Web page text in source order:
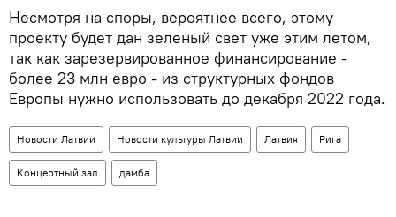
Несмотря на споры, вероятнее всего, этому
проекту будет дан зеленый свет уже этим летом,
так как зарезервированное финансирование -
более 23 млн евро - из структурных фондов
Европы нужно использовать до декабря 2022 года.
Новости Латвии Новости культуры Латвии Латвия Рига
Концертный зал дамба